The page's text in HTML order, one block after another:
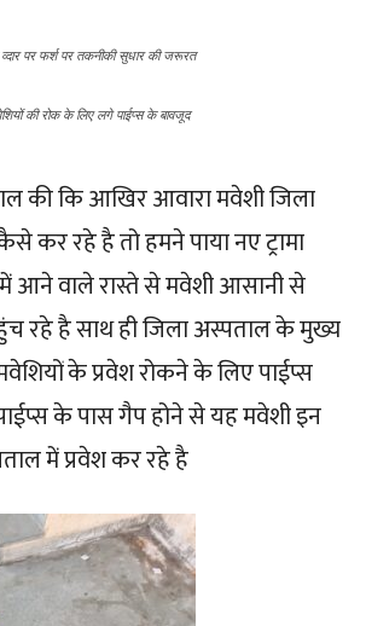
पर फर्श पर तकनीकी सुधार की जरूरत
की रोक के लिए लगे पाईप्स के बावजूद
की कि आखिर आवारा मवेशी जिला
कर रहे है तो हमने पाया नए ट्रामा
आने वाले रास्ते से मवेशी आसानी से
रहे है साथ ही जिला अस्पताल के मुख्य
के प्रवेश रोकने के लिए पाईप्स
के पास गैप होने से यह मवेशी इन
में प्रवेश कर रहे है